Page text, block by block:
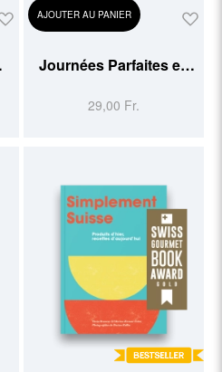
AJOUTER AU PANIER
Journées Parfaites en
29,00 Fr.